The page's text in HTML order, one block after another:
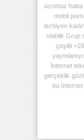
ücretsiz hatta
mobil
lezbiyen
olabilir Grup
çeşitli
İnternet
gerçeklik
bu